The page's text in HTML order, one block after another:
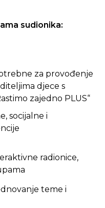
sudionika:
za provođenje
djece s
zajedno PLUS“
socijalne i
radionice,
teme i